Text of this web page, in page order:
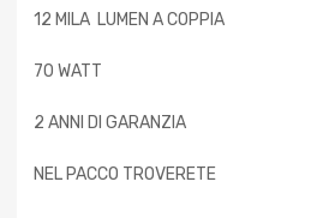
12 MILA LUMEN A COPPIA
70 WATT
2 ANNI DI GARANZIA
NEL PACCO TROVERETE